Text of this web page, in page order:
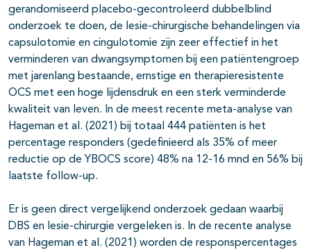
gerandomiseerd placebo-gecontroleerd dubbelblind
onderzoek te doen, de lesie-chirurgische behandelingen via
capsulotomie en cingulotomie zijn zeer effectief in het
verminderen van dwangsymptomen bij een patiëntengroep
met jarenlang bestaande, ernstige en therapieresistente
OCS met een hoge lijdensdruk en een sterk verminderde
kwaliteit van leven. In de meest recente meta-analyse van
Hageman et al. (2021) bij totaal 444 patiënten is het
percentage responders (gedefinieerd als 35% of meer
reductie op de YBOCS score) 48% na 12-16 mnd en 56% bij
laatste follow-up.
Er is geen direct vergelijkend onderzoek gedaan waarbij
DBS en lesie-chirurgie vergeleken is. In de recente analyse
van Hageman et al. (2021) worden de responspercentages